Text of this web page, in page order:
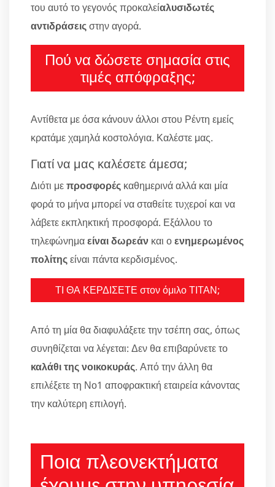
του αυτό το γεγονός προκαλείαλυσιδωτές
αντιδράσειςστην αγορά.
Πού να δώσετε σημασία στις
τιμές απόφραξης;
Αντίθετα με όσα κάνουν άλλοι στου Ρέντη εμείς
κρατάμε χαμηλά κοστολόγια. Καλέστε μας.
Γιατί να μας καλέσετε άμεσα;
Διότι μεπροσφορές καθημερινά αλλά και μία
φορά το μήνα μπορεί να σταθείτε τυχεροί και να
λάβετε εκπληκτική προσφορά. Εξάλλου το
τηλεφώνημαείναι δωρεάν και οενημερωμένος
πολίτηςείναι πάντα κερδισμένος.
ΤΙ ΘΑ ΚΕΡΔΙΣΕΤΕ στον όμιλο ΤΙΤΑΝ;
Από τη μία θα διαφυλάξετε την τσέπη σας, όπως
συνηθίζεται να λέγεται: Δεν θα επιβαρύνετε το
καλάθι της νοικοκυράς. Από την άλλη θα
επιλέξετε τη Νο1 αποφρακτική εταιρεία κάνοντας
την καλύτερη επιλογή.
Ποια πλεονεκτήματα